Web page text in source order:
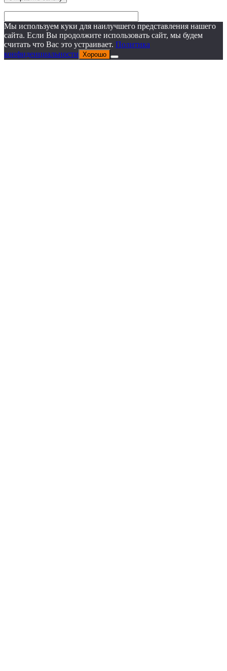
Мы используем куки для наилучшего представления нашего
сайта. Если Вы продолжите использовать сайт, мы будем
считать что Вас это устраивает. Политика
конфиденциальности Хорошо